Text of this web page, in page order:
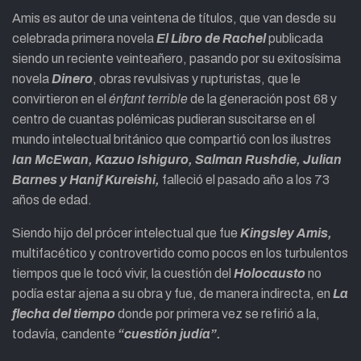
Amis es autor de una veintena de títulos, que van desde su
celebrada primera novelaEl Libro de Rachelpublicada
siendo un reciente veinteañero, pasando por su exitosísima
novelaDinero, obras revulsivas y rupturistas, que le
convirtieron en el énfant terriblede la generación post 68 y
centro de cuantas polémicas pudieran suscitarse en el
mundo intelectual británico que compartió con los ilustres
Ian McEwan, Kazuo Ishiguro, Salman Rushdie, Julian
Barnes y Hanif Kureishi, falleció el pasado año a los 73
años de edad.
Siendo hijo del prócer intelectual que fue Kingsley Amis,
multifacético y controvertido como pocos en los turbulentos
tiempos que le tocó vivir, la cuestión del Holocaustono
podía estar ajena a su obra y fue, de manera indirecta, en La
flecha del tiempodonde por primera vez se refirió a la,
todavía, candente “cuestión judía”.